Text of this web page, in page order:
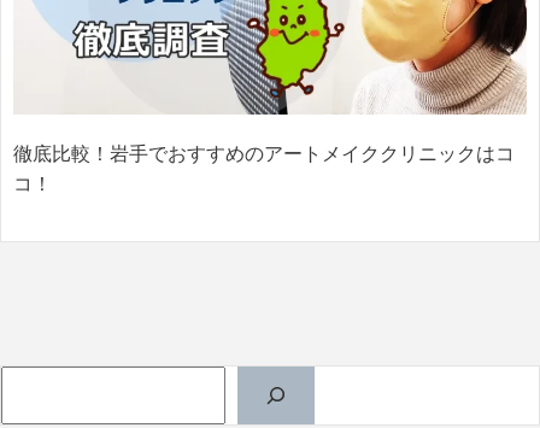
徹底比較！岩手でおすすめのアートメイククリニックはコ
コ！